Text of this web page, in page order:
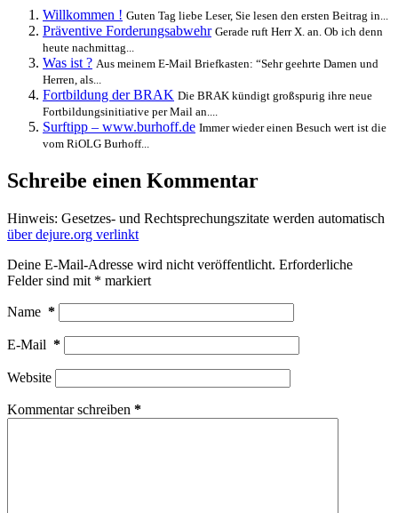
Willkommen ! Guten Tag liebe Leser, Sie lesen den ersten Beitrag in...
Präventive Forderungsabwehr Gerade ruft Herr X. an. Ob ich denn
heute nachmittag...
Was ist ? Aus meinem E-Mail Briefkasten: “Sehr geehrte Damen und
Herren, als...
Fortbildung der BRAK Die BRAK kündigt großspurig ihre neue
Fortbildungsinitiative per Mail an....
Surftipp – www.burhoff.de Immer wieder einen Besuch wert ist die
vom RiOLG Burhoff...
Schreibe einen Kommentar
Hinweis: Gesetzes- und Rechtsprechungszitate werden automatisch
über dejure.org verlinkt
Deine E-Mail-Adresse wird nicht veröffentlicht. Erforderliche
Felder sind mit * markiert
Name *
E-Mail *
Website
Kommentar schreiben *